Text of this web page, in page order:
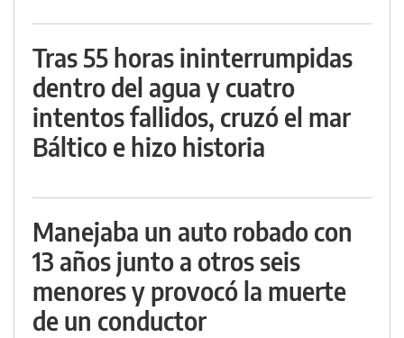
Tras 55 horas ininterrumpidas
dentro del agua y cuatro
intentos fallidos, cruzó el mar
Báltico e hizo historia
Manejaba un auto robado con
13 años junto a otros seis
menores y provocó la muerte
de un conductor